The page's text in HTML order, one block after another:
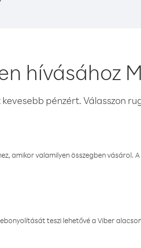
hívásához
pénzért. Válasszon
amikor valamilyen összegben
teszi lehetővé a Viber